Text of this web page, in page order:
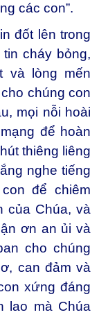
các con”.
đốt lên trong
cháy bỏng,
và lòng mến
chúng con
mọi nỗi hoài
để hoàn
thiêng liêng
nghe tiếng
để chiêm
của Chúa, và
ơn an ủi và
cho chúng
can đảm và
xứng đáng
lao mà Chúa